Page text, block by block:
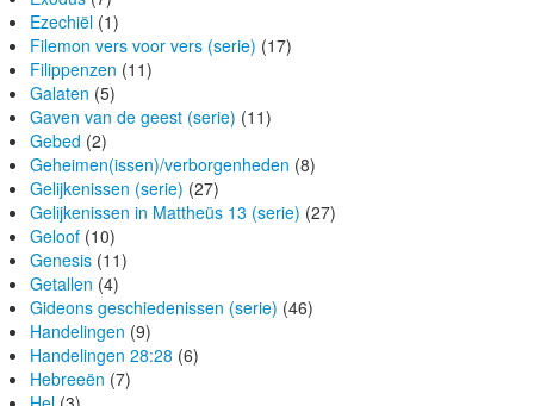
Ezechiël (1)
Filemon vers voor vers (serie) (17)
Filippenzen (11)
Galaten (5)
Gaven van de geest (serie) (11)
Gebed (2)
Geheimen(issen)/verborgenheden (8)
Gelijkenissen (serie) (27)
Gelijkenissen in Mattheüs 13 (serie) (27)
Geloof (10)
Genesis (11)
Getallen (4)
Gideons geschiedenissen (serie) (46)
Handelingen (9)
Handelingen 28:28 (6)
Hebreeën (7)